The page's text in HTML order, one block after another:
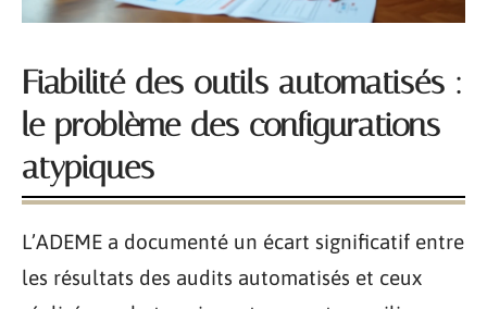
Fiabilité des outils automatisés :
le problème des configurations
atypiques
L’ADEME a documenté un écart significatif entre
les résultats des audits automatisés et ceux